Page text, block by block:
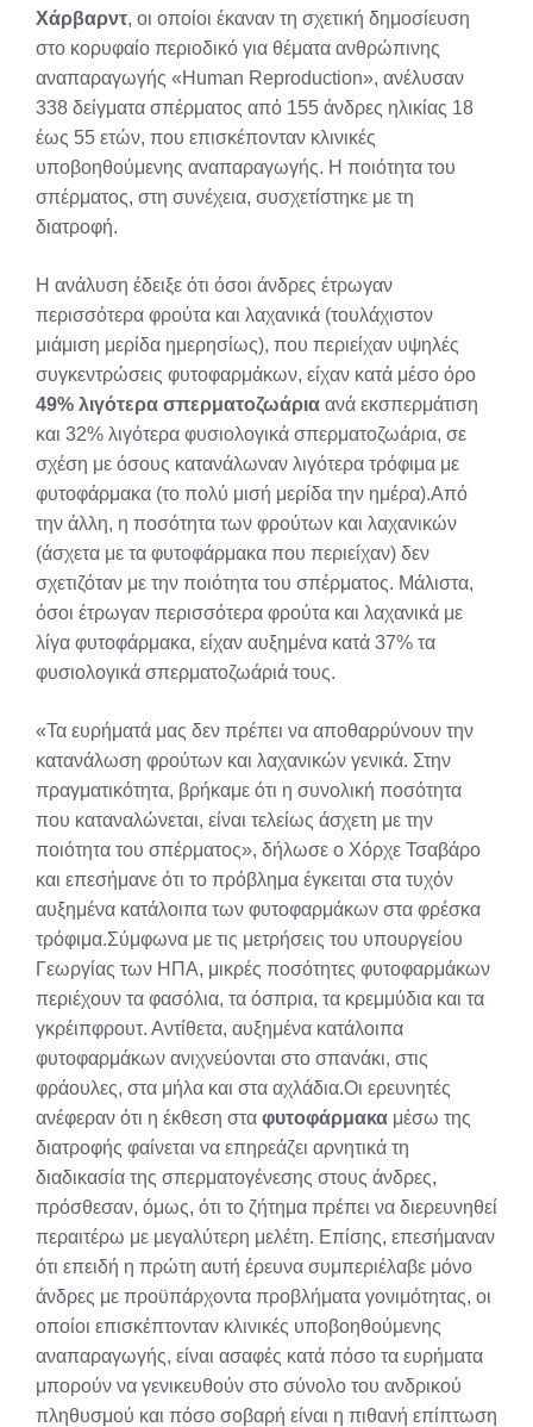
Χάρβαρντ, οι οποίοι έκαναν τη σχετική δημοσίευση
στο κορυφαίο περιοδικό για θέματα ανθρώπινης
αναπαραγωγής «Human Reproduction», ανέλυσαν
338 δείγματα σπέρματος από 155 άνδρες ηλικίας 18
έως 55 ετών, που επισκέπονταν κλινικές
υποβοηθούμενης αναπαραγωγής. Η ποιότητα του
σπέρματος, στη συνέχεια, συσχετίστηκε με τη
διατροφή.
Η ανάλυση έδειξε ότι όσοι άνδρες έτρωγαν
περισσότερα φρούτα και λαχανικά (τουλάχιστον
μιάμιση μερίδα ημερησίως), που περιείχαν υψηλές
συγκεντρώσεις φυτοφαρμάκων, είχαν κατά μέσο όρο
49% λιγότερα σπερματοζωάρια ανά εκσπερμάτιση
και 32% λιγότερα φυσιολογικά σπερματοζωάρια, σε
σχέση με όσους κατανάλωναν λιγότερα τρόφιμα με
φυτοφάρμακα (το πολύ μισή μερίδα την ημέρα).Από
την άλλη, η ποσότητα των φρούτων και λαχανικών
(άσχετα με τα φυτοφάρμακα που περιείχαν) δεν
σχετιζόταν με την ποιότητα του σπέρματος. Μάλιστα,
όσοι έτρωγαν περισσότερα φρούτα και λαχανικά με
λίγα φυτοφάρμακα, είχαν αυξημένα κατά 37% τα
φυσιολογικά σπερματοζωάριά τους.
«Τα ευρήματά μας δεν πρέπει να αποθαρρύνουν την
κατανάλωση φρούτων και λαχανικών γενικά. Στην
πραγματικότητα, βρήκαμε ότι η συνολική ποσότητα
που καταναλώνεται, είναι τελείως άσχετη με την
ποιότητα του σπέρματος», δήλωσε ο Χόρχε Τσαβάρο
και επεσήμανε ότι το πρόβλημα έγκειται στα τυχόν
αυξημένα κατάλοιπα των φυτοφαρμάκων στα φρέσκα
τρόφιμα.Σύμφωνα με τις μετρήσεις του υπουργείου
Γεωργίας των ΗΠΑ, μικρές ποσότητες φυτοφαρμάκων
περιέχουν τα φασόλια, τα όσπρια, τα κρεμμύδια και τα
γκρέιπφρουτ. Αντίθετα, αυξημένα κατάλοιπα
φυτοφαρμάκων ανιχνεύονται στο σπανάκι, στις
φράουλες, στα μήλα και στα αχλάδια.Οι ερευνητές
ανέφεραν ότι η έκθεση στα φυτοφάρμακα μέσω της
διατροφής φαίνεται να επηρεάζει αρνητικά τη
διαδικασία της σπερματογένεσης στους άνδρες,
πρόσθεσαν, όμως, ότι το ζήτημα πρέπει να διερευνηθεί
περαιτέρω με μεγαλύτερη μελέτη. Επίσης, επεσήμαναν
ότι επειδή η πρώτη αυτή έρευνα συμπεριέλαβε μόνο
άνδρες με προϋπάρχοντα προβλήματα γονιμότητας, οι
οποίοι επισκέπτονταν κλινικές υποβοηθούμενης
αναπαραγωγής, είναι ασαφές κατά πόσο τα ευρήματα
μπορούν να γενικευθούν στο σύνολο του ανδρικού
πληθυσμού και πόσο σοβαρή είναι η πιθανή επίπτωση